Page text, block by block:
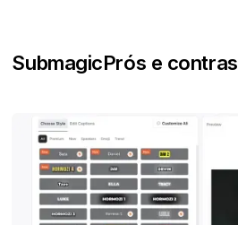
SubmagicPrós e contras